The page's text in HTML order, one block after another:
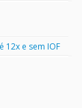
12x e sem IOF